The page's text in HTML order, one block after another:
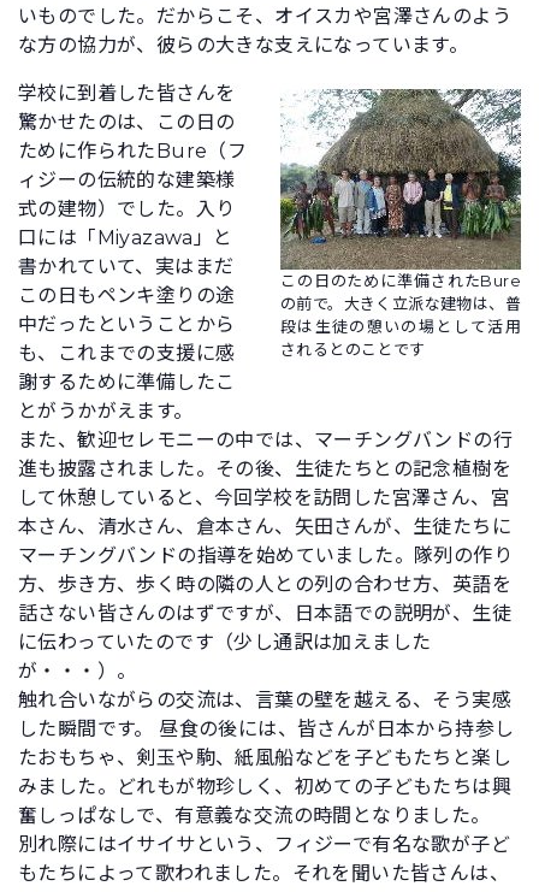
いものでした。だからこそ、オイスカや宮澤さんのよう
な方の協力が、彼らの大きな支えになっています。
この日のために準備されたBure
の前で。大きく立派な建物は、普
段は生徒の憩いの場として活用
されるとのことです
学校に到着した皆さんを
驚かせたのは、この日の
ために作られたBure（フ
ィジーの伝統的な建築様
式の建物）でした。入り
口には「Miyazawa」と
書かれていて、実はまだ
この日もペンキ塗りの途
中だったということから
も、これまでの支援に感
謝するために準備したこ
とがうかがえます。
また、歓迎セレモニーの中では、マーチングバンドの行
進も披露されました。その後、生徒たちとの記念植樹を
して休憩していると、今回学校を訪問した宮澤さん、宮
本さん、清水さん、倉本さん、矢田さんが、生徒たちに
マーチングバンドの指導を始めていました。隊列の作り
方、歩き方、歩く時の隣の人との列の合わせ方、英語を
話さない皆さんのはずですが、日本語での説明が、生徒
に伝わっていたのです（少し通訳は加えました
が・・・）。
触れ合いながらの交流は、言葉の壁を越える、そう実感
した瞬間です。 昼食の後には、皆さんが日本から持参し
たおもちゃ、剣玉や駒、紙風船などを子どもたちと楽し
みました。どれもが物珍しく、初めての子どもたちは興
奮しっぱなしで、有意義な交流の時間となりました。
別れ際にはイサイサという、フィジーで有名な歌が子ど
もたちによって歌われました。それを聞いた皆さんは、